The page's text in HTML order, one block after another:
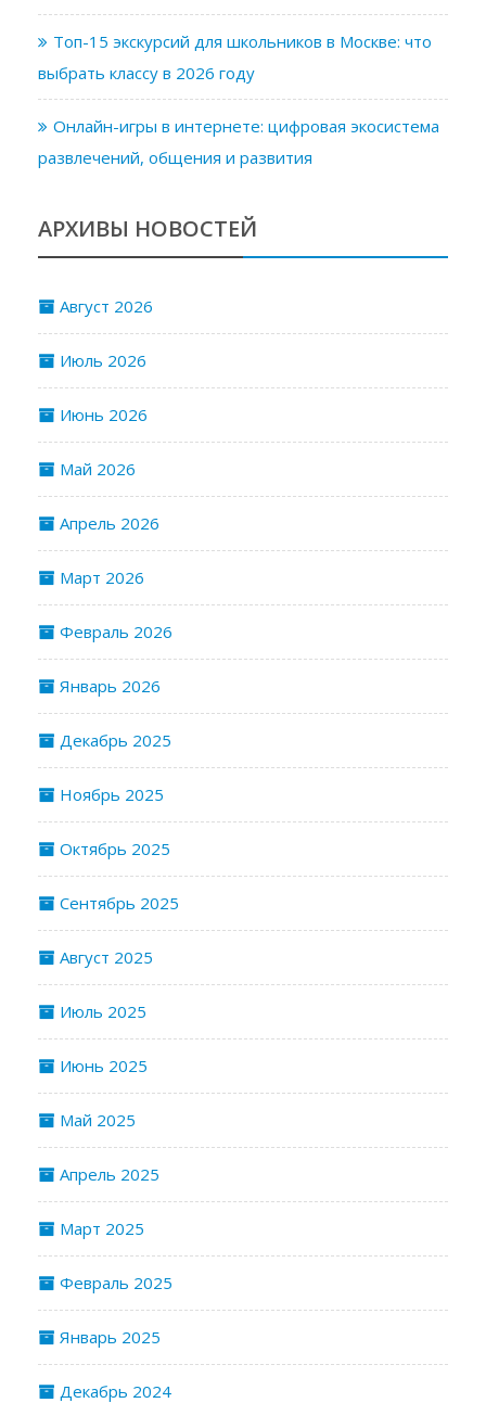
Топ-15 экскурсий для школьников в Москве: что
выбрать классу в 2026 году
Онлайн-игры в интернете: цифровая экосистема
развлечений, общения и развития
АРХИВЫ НОВОСТЕЙ
Август 2026
Июль 2026
Июнь 2026
Май 2026
Апрель 2026
Март 2026
Февраль 2026
Январь 2026
Декабрь 2025
Ноябрь 2025
Октябрь 2025
Сентябрь 2025
Август 2025
Июль 2025
Июнь 2025
Май 2025
Апрель 2025
Март 2025
Февраль 2025
Январь 2025
Декабрь 2024